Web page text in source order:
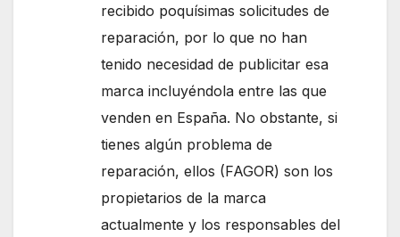
recibido poquísimas solicitudes de
reparación, por lo que no han
tenido necesidad de publicitar esa
marca incluyéndola entre las que
venden en España. No obstante, si
tienes algún problema de
reparación, ellos (FAGOR) son los
propietarios de la marca
actualmente y los responsables del